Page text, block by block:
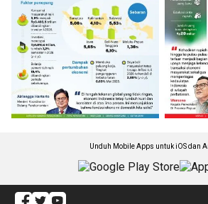
Unduh Mobile Apps untuk iOS dan